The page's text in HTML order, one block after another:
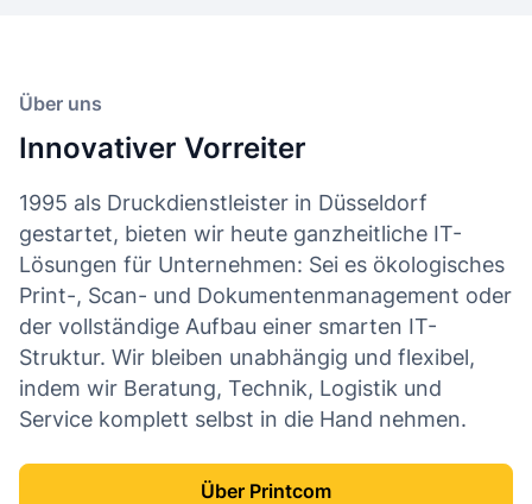
Über uns
Innovativer Vorreiter
1995 als Druckdienstleister in Düsseldorf
gestartet, bieten wir heute ganzheitliche IT-
Lösungen für Unternehmen: Sei es ökologisches
Print-, Scan- und Dokumentenmanagement oder
der vollständige Aufbau einer smarten IT-
Struktur. Wir bleiben unabhängig und flexibel,
indem wir Beratung, Technik, Logistik und
Service komplett selbst in die Hand nehmen.
Über Printcom